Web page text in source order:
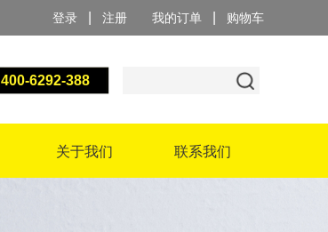
登录 | 注册 我的订单 | 购物车
400-6292-388
关于我们 联系我们